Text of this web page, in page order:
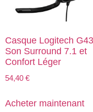
Casque Logitech
Son Surround 7.1 et
Confort Léger
54,40 €
Acheter maintenant